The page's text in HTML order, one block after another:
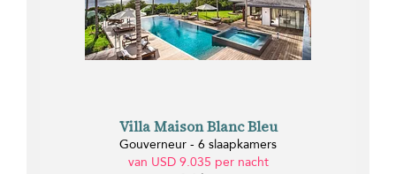
Villa Maison Blanc Bleu
Gouverneur - 6 slaapkamers
van USD 9.035 per nacht